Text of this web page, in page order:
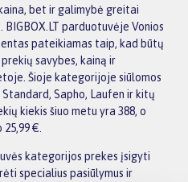
bet ir galimybė greitai
parduotuvėje Vonios
pateikiamas taip, kad būtų
savybes, kainą ir
Šioje kategorijoje siūlomos
Sapho, Laufen ir kitų
kiekis šiuo metu yra 388, o
€.
kategorijos prekes įsigyti
specialius pasiūlymus ir